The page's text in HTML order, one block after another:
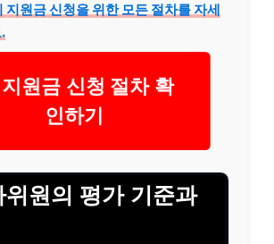
지원금 신청을 위한 모든 절차를 자세
지원금 신청 절차 확
인하기
위원의 평가 기준과